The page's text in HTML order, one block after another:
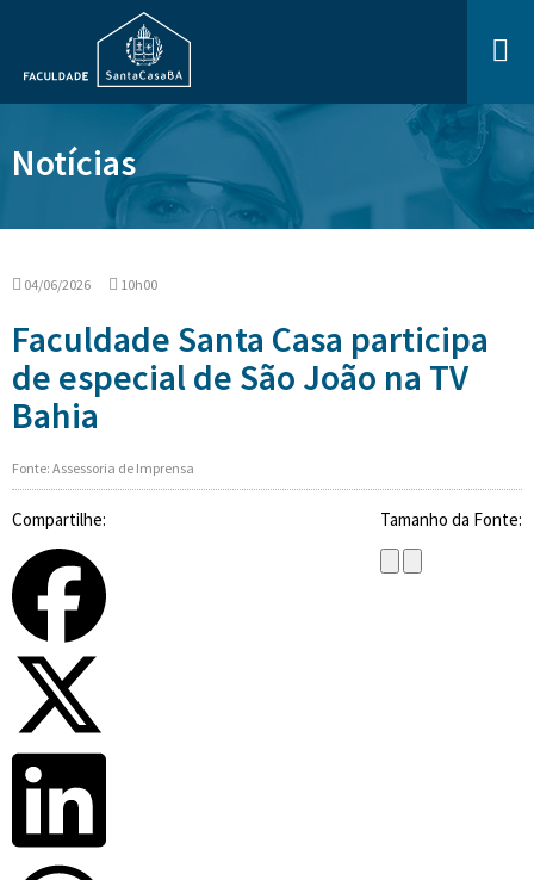
Notícias
04/06/2026 10h00
Faculdade Santa Casa participa
de especial de São João na TV
Bahia
Fonte: Assessoria de Imprensa
Compartilhe: Tamanho da Fonte: